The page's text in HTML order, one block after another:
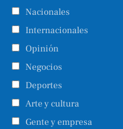
Nacionales
Internacionales
Opinión
Negocios
Deportes
Arte y cultura
Gente y empresa